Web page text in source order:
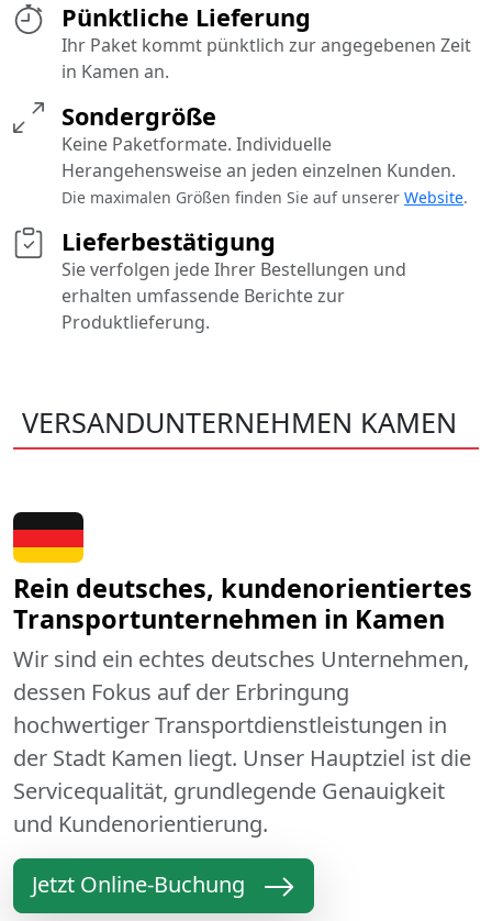
Pünktliche Lieferung
Ihr Paket kommt pünktlich zur angegebenen Zeit
in Kamen an.
Sondergröße
Keine Paketformate. Individuelle
Herangehensweise an jeden einzelnen Kunden.
Die maximalen Größen finden Sie auf unserer Website.
Lieferbestätigung
Sie verfolgen jede Ihrer Bestellungen und
erhalten umfassende Berichte zur
Produktlieferung.
VERSANDUNTERNEHMEN KAMEN
Rein deutsches, kundenorientiertes
Transportunternehmen in Kamen
Wir sind ein echtes deutsches Unternehmen,
dessen Fokus auf der Erbringung
hochwertiger Transportdienstleistungen in
der Stadt Kamen liegt. Unser Hauptziel ist die
Servicequalität, grundlegende Genauigkeit
und Kundenorientierung.
Jetzt Online-Buchung